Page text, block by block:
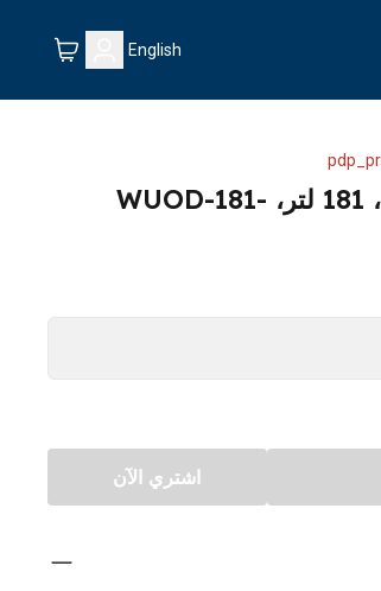
English
فريزر عامودي من ونسا، 6 قدم مكعب، 181 لتر، WUOD-181-
اشتري الآن